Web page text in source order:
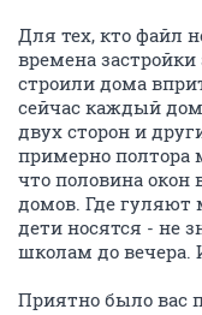
Для тех, кто файл
времена
строили дома
сейчас каждый
двух сторон и
примерно полтора
что половина окон
домов. Где гуляют
дети носятся - не
школам до вечера.
Приятно было вас